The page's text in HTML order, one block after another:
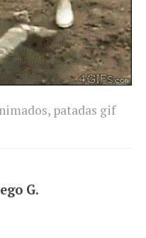
, patadas gif
G.